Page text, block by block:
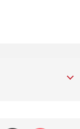
営する日本のニュ